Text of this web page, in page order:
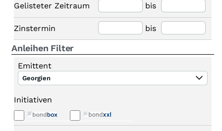
Gelisteter Zeitraum bis
Zinstermin bis
Anleihen Filter
Emittent
Georgien
Initiativen